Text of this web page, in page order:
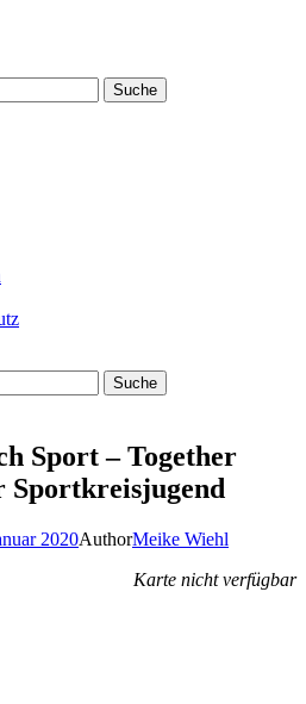
Menschen mit
Sport – Together
2020AuthorMeike Wiehl
Karte nicht verfügbar